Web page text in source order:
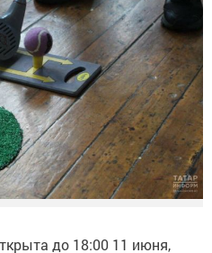
до 18:00 11 июня,